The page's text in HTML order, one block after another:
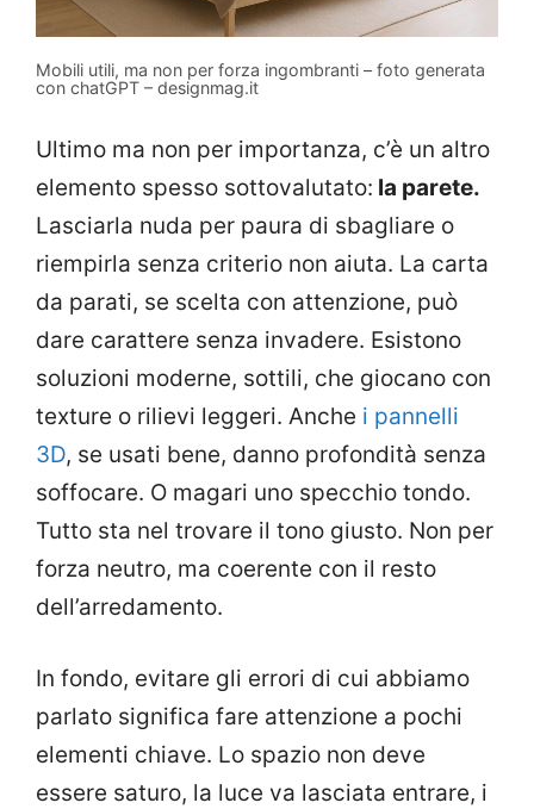
Mobili utili, ma non per forza ingombranti – foto generata
con chatGPT – designmag.it
Ultimo ma non per importanza, c’è un altro
elemento spesso sottovalutato: la parete.
Lasciarla nuda per paura di sbagliare o
riempirla senza criterio non aiuta. La carta
da parati, se scelta con attenzione, può
dare carattere senza invadere. Esistono
soluzioni moderne, sottili, che giocano con
texture o rilievi leggeri. Anche i pannelli
3D, se usati bene, danno profondità senza
soffocare. O magari uno specchio tondo.
Tutto sta nel trovare il tono giusto. Non per
forza neutro, ma coerente con il resto
dell’arredamento.
In fondo, evitare gli errori di cui abbiamo
parlato significa fare attenzione a pochi
elementi chiave. Lo spazio non deve
essere saturo, la luce va lasciata entrare, i